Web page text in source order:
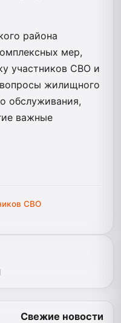
района
мер,
участников СВО и
жилищного
обслуживания,
важные
СВО
Свежие новости